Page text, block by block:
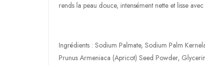
rends la peau douce, intensément nette et lisse
Ingrédients : Sodium Palmate, Sodium Palm
Prunus Armeniaca (Apricot) Seed Powder,